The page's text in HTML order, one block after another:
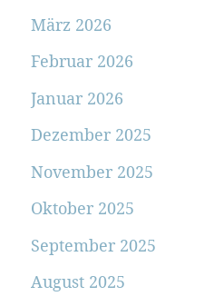
März 2026
Februar 2026
Januar 2026
Dezember 2025
November 2025
Oktober 2025
September 2025
August 2025